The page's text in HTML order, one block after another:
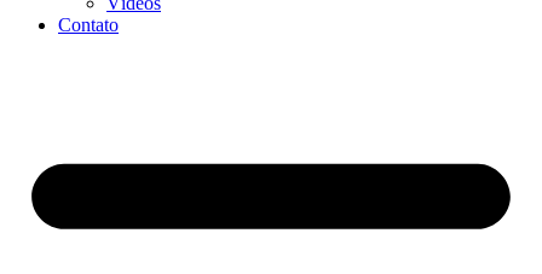
Contato